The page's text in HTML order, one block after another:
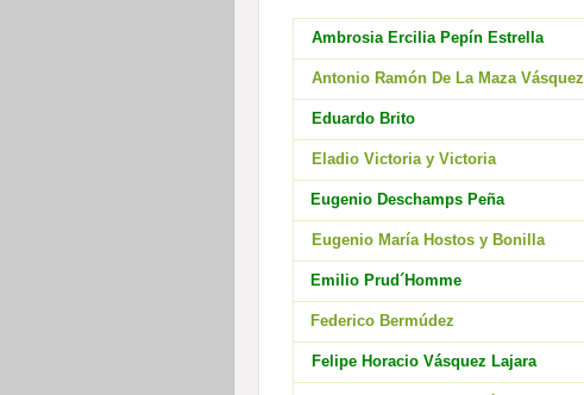
Ambrosia Ercilia Pepín Estrella
Antonio Ramón De La Maza Vásquez
Eduardo Brito
Eladio Victoria y Victoria
Eugenio Deschamps Peña
Eugenio María Hostos y Bonilla
Emilio Prud´Homme
Federico Bermúdez
Felipe Horacio Vásquez Lajara